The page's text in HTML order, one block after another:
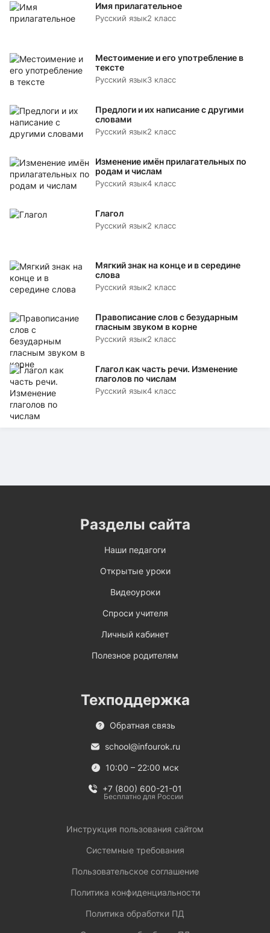
Имя прилагательное
Русский язык2 класс
Местоимение и его употребление в
тексте
Русский язык3 класс
Предлоги и их написание с другими
словами
Русский язык2 класс
Изменение имён прилагательных по
родам и числам
Русский язык4 класс
Глагол
Русский язык2 класс
Мягкий знак на конце и в середине
слова
Русский язык2 класс
Правописание слов с безударным
гласным звуком в корне
Русский язык2 класс
Глагол как часть речи. Изменение
глаголов по числам
Русский язык4 класс
Разделы сайта
Наши педагоги
Открытые уроки
Видеоуроки
Спроси учителя
Личный кабинет
Полезное родителям
Техподдержка
Обратная связь
school@infourok.ru
10:00 – 22:00 мск
+7 (800) 600-21-01
Бесплатно для России
Инструкция пользования сайтом
Системные требования
Пользовательское соглашение
Политика конфиденциальности
Политика обработки ПД